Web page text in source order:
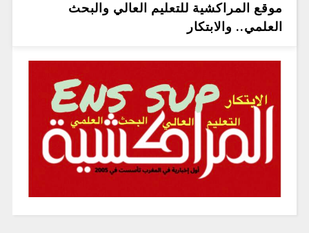
موقع المراكشية للتعليم العالي والبحث
العلمي.. والابتكار